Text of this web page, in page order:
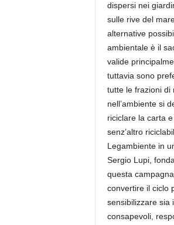
dispersi nei
sulle rive del
alternative
ambientale è il
valide
tuttavia sono
tutte le frazioni di
nell’ambiente si
riciclare la carta
senz’altro
Legambiente in
Sergio Lupi,
questa
convertire il ciclo
sensibilizzare sia
consapevoli,